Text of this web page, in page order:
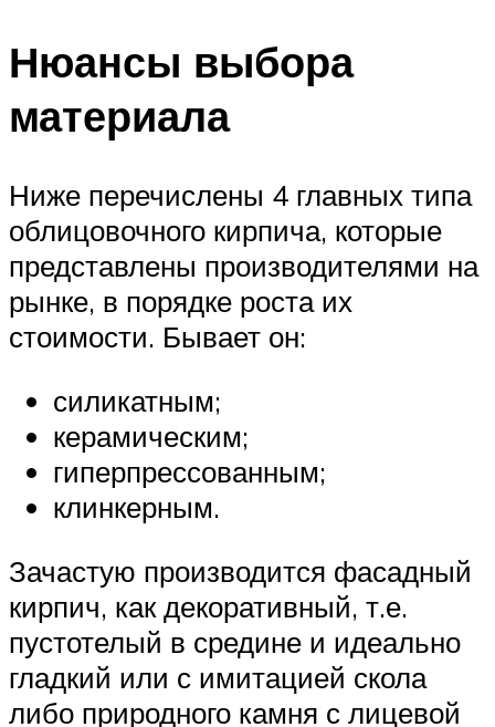
Нюансы выбора
материала
Ниже перечислены 4 главных типа
облицовочного кирпича, которые
представлены производителями на
рынке, в порядке роста их
стоимости. Бывает он:
силикатным;
керамическим;
гиперпрессованным;
клинкерным.
Зачастую производится фасадный
кирпич, как декоративный, т.е.
пустотелый в средине и идеально
гладкий или с имитацией скола
либо природного камня с лицевой